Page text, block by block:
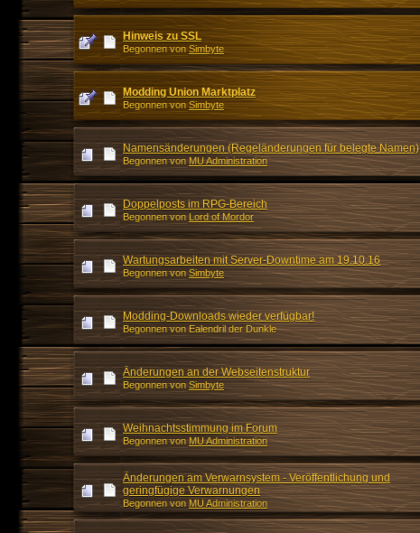
Hinweis zu SSL
Begonnen von Simbyte
Modding Union Marktplatz
Begonnen von Simbyte
Namensänderungen (Regeländerungen für belegte Namen)
Begonnen von MU Administration
Doppelposts im RPG-Bereich
Begonnen von Lord of Mordor
Wartungsarbeiten mit Server-Downtime am 19.10.16
Begonnen von Simbyte
Modding-Downloads wieder verfügbar!
Begonnen von Ealendril der Dunkle
Änderungen an der Webseitenstruktur
Begonnen von Simbyte
Weihnachtsstimmung im Forum
Begonnen von MU Administration
Änderungen am Verwarnsystem - Veröffentlichung und
geringfügige Verwarnungen
Begonnen vonMU Administration